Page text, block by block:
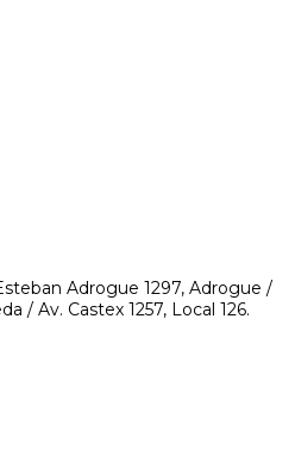
Adrogue 1297, Adrogue /
/ Av. Castex 1257, Local 126.